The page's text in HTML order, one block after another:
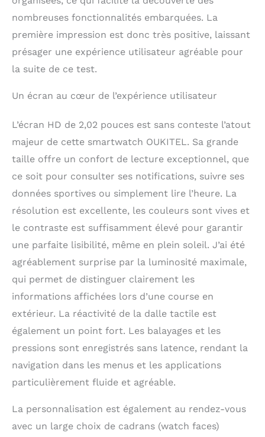
nombreuses fonctionnalités embarquées. La
première impression est donc très positive, laissant
présager une expérience utilisateur agréable pour
la suite de ce test.
Un écran au cœur de l’expérience utilisateur
L’écran HD de 2,02 pouces est sans conteste l’atout
majeur de cette smartwatch OUKITEL. Sa grande
taille offre un confort de lecture exceptionnel, que
ce soit pour consulter ses notifications, suivre ses
données sportives ou simplement lire l’heure. La
résolution est excellente, les couleurs sont vives et
le contraste est suffisamment élevé pour garantir
une parfaite lisibilité, même en plein soleil. J’ai été
agréablement surprise par la luminosité maximale,
qui permet de distinguer clairement les
informations affichées lors d’une course en
extérieur. La réactivité de la dalle tactile est
également un point fort. Les balayages et les
pressions sont enregistrés sans latence, rendant la
navigation dans les menus et les applications
particulièrement fluide et agréable.
La personnalisation est également au rendez-vous
avec un large choix de cadrans (watch faces)